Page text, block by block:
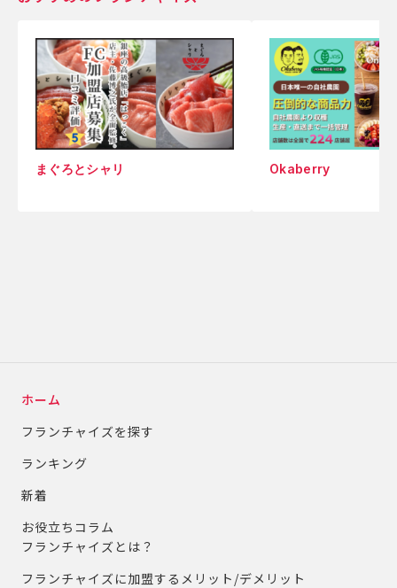
まぐろとシャリ Okaberry
ホーム
フランチャイズを探す
ランキング
新着
お役立ちコラム
フランチャイズとは？
フランチャイズに加盟するメリット/デメリット